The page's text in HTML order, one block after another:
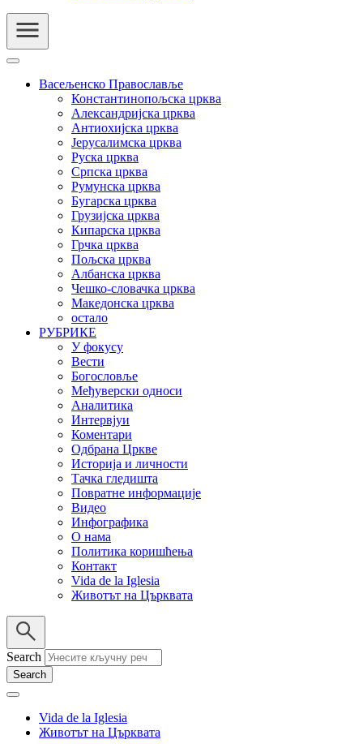
Васељенско Православље
Константинопољска црква
Александријска црква
Антиохијска црква
Јерусалимска црква
Руска црква
Српска црква
Румунска црква
Бугарска црква
Грузијска црква
Кипарска црква
Грчка црква
Пољска црква
Албанска црква
Чешко-словачка црква
Македонска црква
остало
РУБРИКЕ
У фокусу
Вести
Богословље
Међуверски односи
Аналитика
Интервјуи
Коментари
Одбрана Цркве
Историја и личности
Тачка гледишта
Повратне информације
Видео
Инфографика
О нама
Политика коришћења
Контакт
Vida de la Iglesia
Животът на Църквата
Search
Vida de la Iglesia
Животът на Църквата